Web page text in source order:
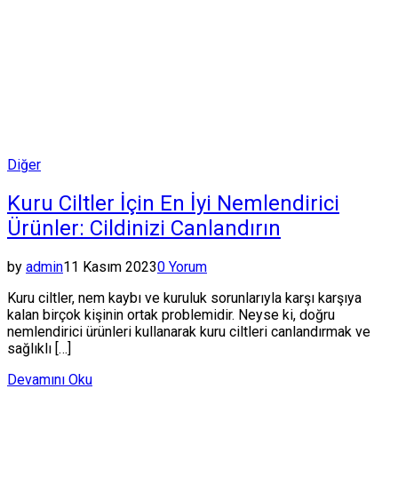
Posted
Diğer
Kuru Ciltler İçin En İyi Nemlendirici
Ürünler: Cildinizi Canlandırın
by admin11 Kasım 20230 Yorum
Kuru ciltler, nem kaybı ve kuruluk sorunlarıyla karşı karşıya
kalan birçok kişinin ortak problemidir. Neyse ki, doğru
nemlendirici ürünleri kullanarak kuru ciltleri canlandırmak ve
sağlıklı […]
Devamını Oku